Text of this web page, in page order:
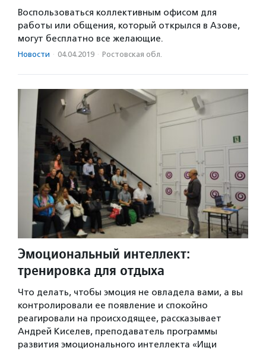
Воспользоваться коллективным офисом для
работы или общения, который открылся в Азове,
могут бесплатно все желающие.
Новости · 04.04.2019 · Ростовская обл.
Эмоциональный интеллект:
тренировка для отдыха
Что делать, чтобы эмоция не овладела вами, а вы
контролировали ее появление и спокойно
реагировали на происходящее, рассказывает
Андрей Киселев, преподаватель программы
развития эмоционального интеллекта «Ищи